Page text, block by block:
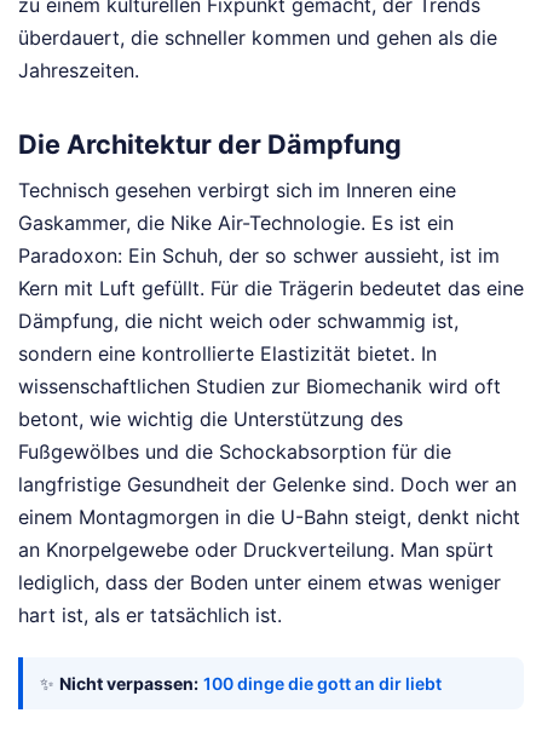
zu einem kulturellen Fixpunkt gemacht, der Trends
überdauert, die schneller kommen und gehen als die
Jahreszeiten.
Die Architektur der Dämpfung
Technisch gesehen verbirgt sich im Inneren eine
Gaskammer, die Nike Air-Technologie. Es ist ein
Paradoxon: Ein Schuh, der so schwer aussieht, ist im
Kern mit Luft gefüllt. Für die Trägerin bedeutet das eine
Dämpfung, die nicht weich oder schwammig ist,
sondern eine kontrollierte Elastizität bietet. In
wissenschaftlichen Studien zur Biomechanik wird oft
betont, wie wichtig die Unterstützung des
Fußgewölbes und die Schockabsorption für die
langfristige Gesundheit der Gelenke sind. Doch wer an
einem Montagmorgen in die U-Bahn steigt, denkt nicht
an Knorpelgewebe oder Druckverteilung. Man spürt
lediglich, dass der Boden unter einem etwas weniger
hart ist, als er tatsächlich ist.
✨ Nicht verpassen: 100 dinge die gott an dir liebt